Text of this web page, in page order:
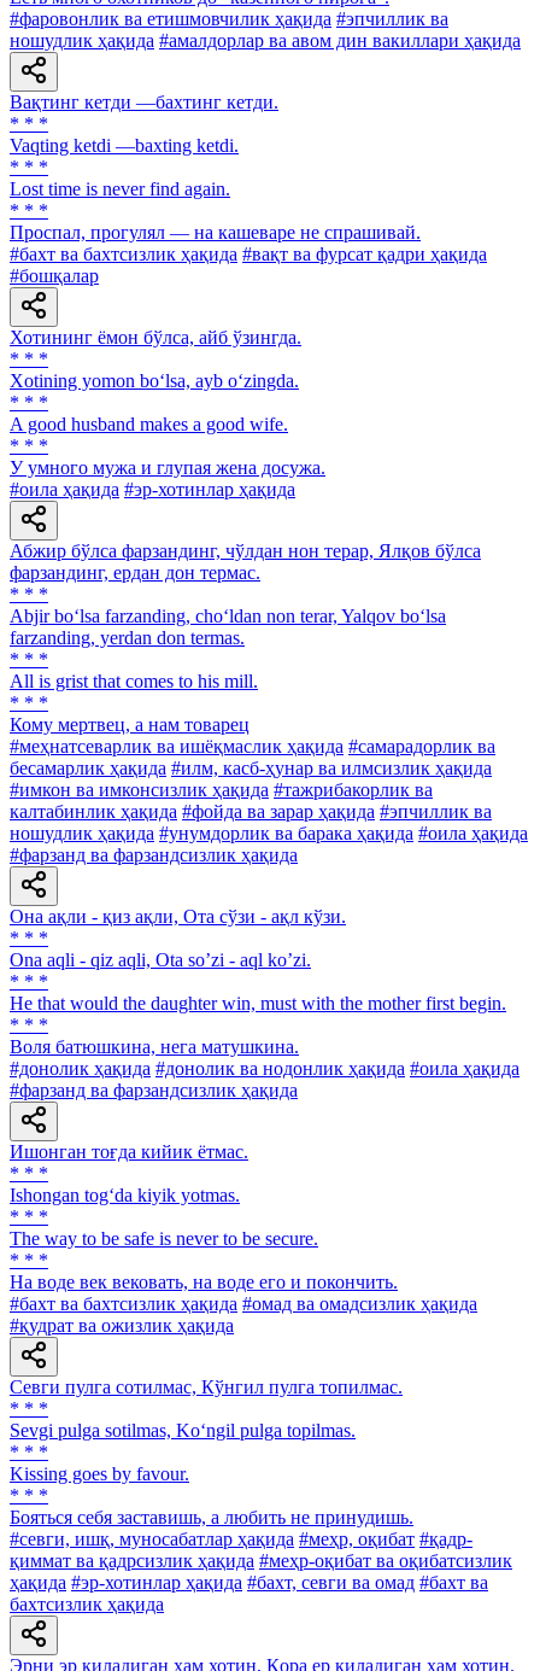
#фаровонлик ва етишмовчилик ҳақида #эпчиллик ва
ношудлик ҳақида #амалдорлар ва авом дин вакиллари ҳақида
Вақтинг кетди —бахтинг кетди.
* * *
Vaqting ketdi —baxting ketdi.
* * *
Lost time is never find again.
* * *
Проспал, прогулял — на кашеваре не спрашивай.
#бахт ва бахтсизлик ҳақида #вақт ва фурсат қадри ҳақида
#бошқалар
Хотининг ёмон бўлса, айб ўзингда.
* * *
Xotining yomon bo‘lsa, ayb o‘zingda.
* * *
A good husband makes a good wife.
* * *
У умного мужа и глупая жена досужа.
#оила ҳақида #эр-хотинлар ҳақида
Абжир бўлса фарзандинг, чўлдан нон терар, Ялқов бўлса
фарзандинг, ердан дон термас.
* * *
Abjir bo‘lsa farzanding, cho‘ldan non terar, Yalqov bo‘lsa
farzanding, yerdan don termas.
* * *
All is grist that comes to his mill.
* * *
Кому мертвец, а нам товарец
#меҳнатсеварлик ва ишёқмаслик ҳақида #самарадорлик ва
бесамарлик ҳақида #илм, касб-ҳунар ва илмсизлик ҳақида
#имкон ва имконсизлик ҳақида #тажрибакорлик ва
калтабинлик ҳақида #фойда ва зарар ҳақида #эпчиллик ва
ношудлик ҳақида #унумдорлик ва барака ҳақида #оила ҳақида
#фарзанд ва фарзандсизлик ҳақида
Она ақли - қиз ақли, Ота сўзи - ақл кўзи.
* * *
Ona aqli - qiz aqli, Ota soʼzi - aql koʼzi.
* * *
Не that would the daughter win, must with the mother first begin.
* * *
Воля батюшкина, нега матушкина.
#донолик ҳақида #донолик ва нодонлик ҳақида #оила ҳақида
#фарзанд ва фарзандсизлик ҳақида
Ишонган тоғда кийик ётмас.
* * *
Ishongan tog‘da kiyik yotmas.
* * *
The way to be safe is never to be secure.
* * *
Ha воде век вековать, на воде его и покончить.
#бахт ва бахтсизлик ҳақида #омад ва омадсизлик ҳақида
#қудрат ва ожизлик ҳақида
Севги пулга сотилмас, Кўнгил пулга топилмас.
* * *
Sevgi pulga sotilmas, Ko‘ngil pulga topilmas.
* * *
Kissing goes by favour.
* * *
Бояться себя заставишь, а любить не принудишь.
#севги, ишқ, муносабатлар ҳақида #меҳр, оқибат #қадр-
қиммат ва қадрсизлик ҳақида #меҳр-оқибат ва оқибатсизлик
ҳақида #эр-хотинлар ҳақида #бахт, севги ва омад #бахт ва
бахтсизлик ҳақида
Эрни эр қиладиган ҳам хотин, Қора ер қиладиган ҳам хотин.